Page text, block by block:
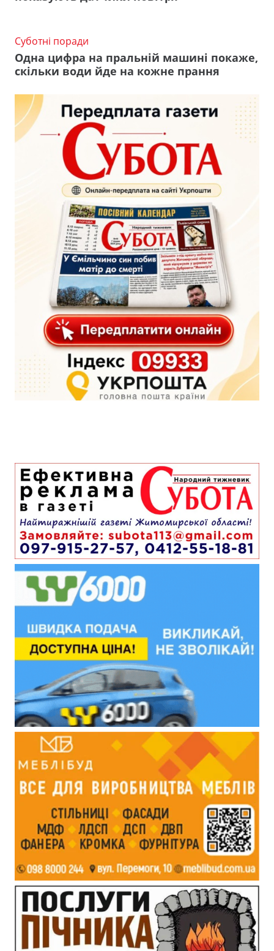
Суботні поради
Одна цифра на пральній машині покаже,
скільки води йде на кожне прання